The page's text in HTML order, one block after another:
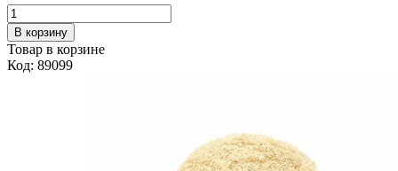
В корзину
Товар в корзине
Код: 89099